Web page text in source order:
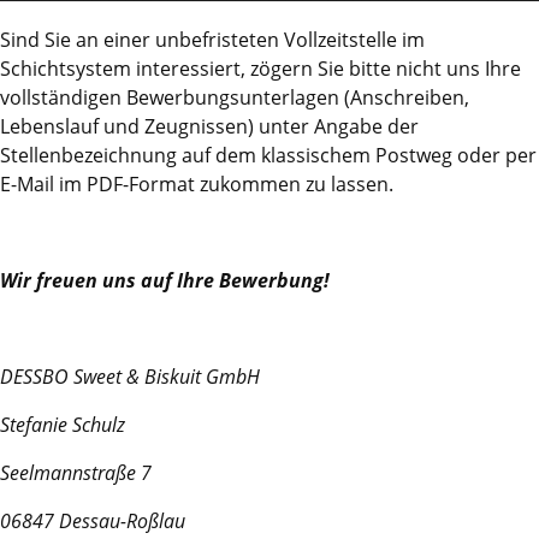
Sind Sie an einer unbefristeten Vollzeitstelle im
Schichtsystem interessiert, zögern Sie bitte nicht uns Ihre
vollständigen Bewerbungsunterlagen (Anschreiben,
Lebenslauf und Zeugnissen) unter Angabe der
Stellenbezeichnung auf dem klassischem Postweg oder per
E-Mail im PDF-Format zukommen zu lassen.
Wir freuen uns auf Ihre Bewerbung!
DESSBO Sweet & Biskuit GmbH
Stefanie Schulz
Seelmannstraße 7
06847 Dessau-Roßlau